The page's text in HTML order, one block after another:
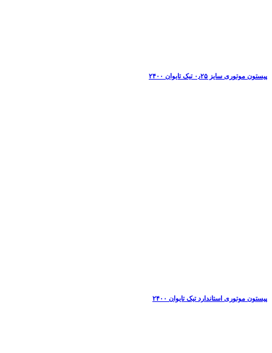
پیستون موتوری سایز ۰٫۲۵ تیک تایوان ۲۴۰۰
پیستون موتوری استاندارد تیک تایوان ۲۴۰۰